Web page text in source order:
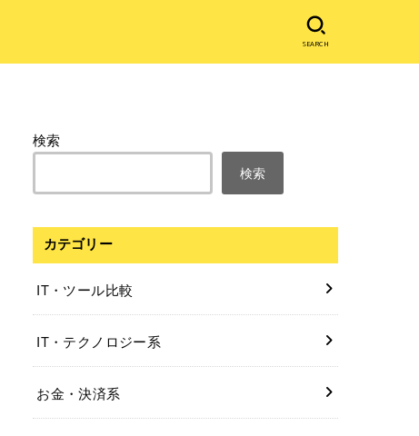
SEARCH
検索
検索
カテゴリー
IT・ツール比較
IT・テクノロジー系
お金・決済系